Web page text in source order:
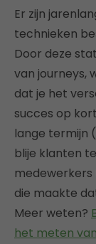
Er zijn
technieken
Door deze
van journeys,
dat je het
succes op
lange termijn
blije klanten
medewerkers
die maakte
Meer weten?
het meten